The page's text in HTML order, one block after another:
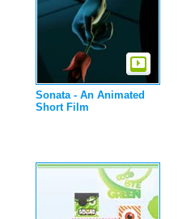
Sonata - An Animated
Short Film